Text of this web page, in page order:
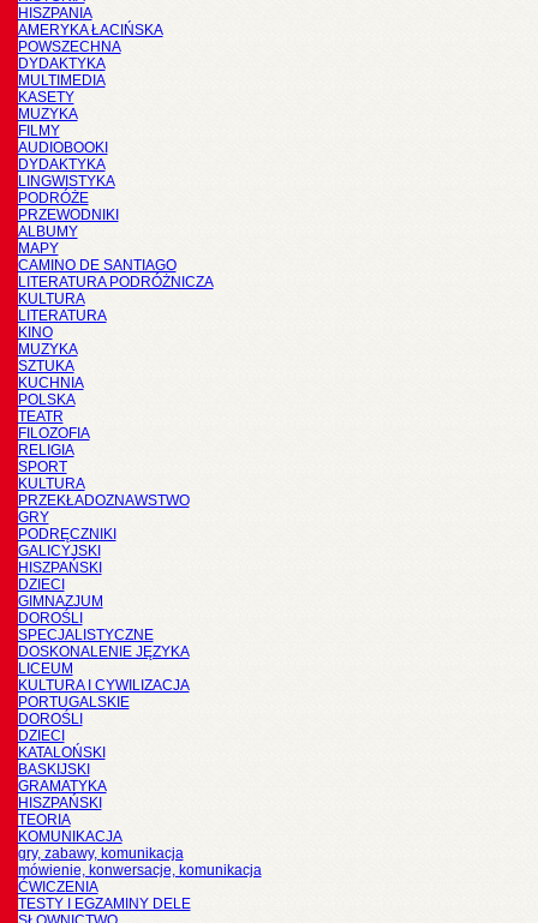
HISZPANIA
AMERYKA ŁACIŃSKA
POWSZECHNA
DYDAKTYKA
MULTIMEDIA
KASETY
MUZYKA
FILMY
AUDIOBOOKI
DYDAKTYKA
LINGWISTYKA
PODRÓŻE
PRZEWODNIKI
ALBUMY
MAPY
CAMINO DE SANTIAGO
LITERATURA PODRÓŻNICZA
KULTURA
LITERATURA
KINO
MUZYKA
SZTUKA
KUCHNIA
POLSKA
TEATR
FILOZOFIA
RELIGIA
SPORT
KULTURA
PRZEKŁADOZNAWSTWO
GRY
PODRĘCZNIKI
GALICYJSKI
HISZPAŃSKI
DZIECI
GIMNAZJUM
DOROŚLI
SPECJALISTYCZNE
DOSKONALENIE JĘZYKA
LICEUM
KULTURA I CYWILIZACJA
PORTUGALSKIE
DOROŚLI
DZIECI
KATALOŃSKI
BASKIJSKI
GRAMATYKA
HISZPAŃSKI
TEORIA
KOMUNIKACJA
gry, zabawy, komunikacja
mówienie, konwersacje, komunikacja
ĆWICZENIA
TESTY I EGZAMINY DELE